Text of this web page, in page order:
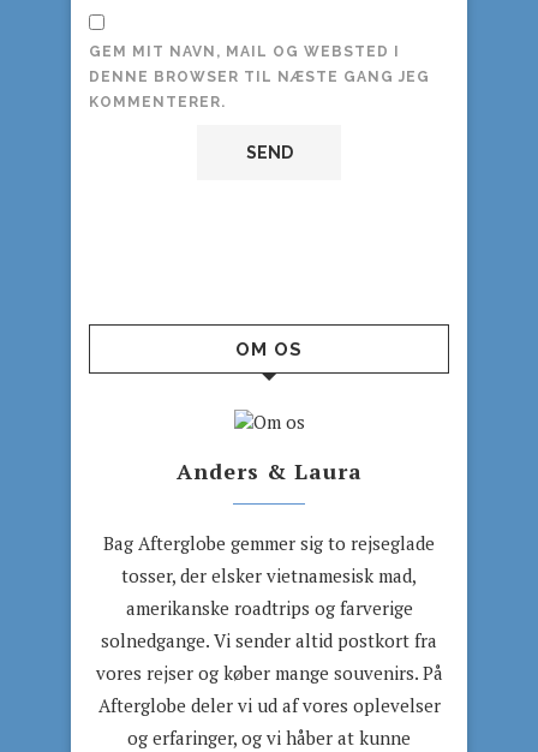
GEM MIT NAVN, MAIL OG WEBSTED I
DENNE BROWSER TIL NÆSTE GANG JEG
KOMMENTERER.
OM OS
Anders & Laura
Bag Afterglobe gemmer sig to rejseglade
tosser, der elsker vietnamesisk mad,
amerikanske roadtrips og farverige
solnedgange. Vi sender altid postkort fra
vores rejser og køber mange souvenirs. På
Afterglobe deler vi ud af vores oplevelser
og erfaringer, og vi håber at kunne